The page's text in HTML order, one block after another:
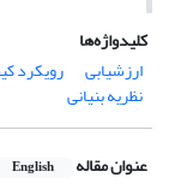
کلیدواژه‌ها
ارزشیابی
رویکرد
نظریه بنیانی
عنوان مقاله English